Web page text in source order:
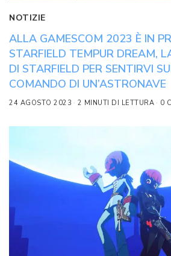
NOTIZIE
ALLA GAMESCOM 2023 È IN
STARFIELD TEMPUR DREAM,
DI STARFIELD PER SENTIRVI
COMANDO DI UN’ASTRONAVE
24 AGOSTO 2023 2 MINUTI DI LETTURA 0